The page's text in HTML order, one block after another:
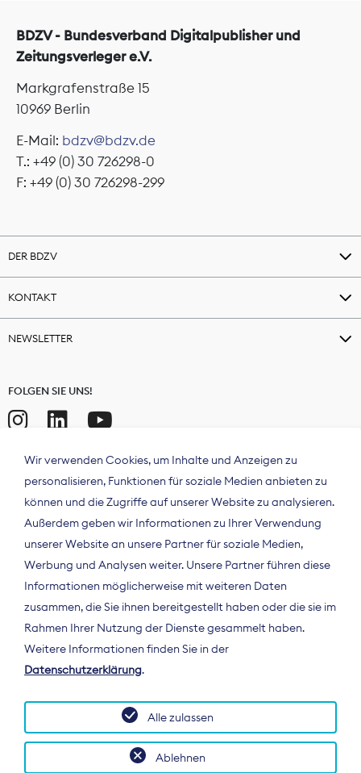
BDZV - Bundesverband Digitalpublisher und
Zeitungsverleger e.V.
Markgrafenstraße 15
10969 Berlin
E-Mail: bdzv@bdzv.de
T.: +49 (0) 30 726298-0
F: +49 (0) 30 726298-299
DER BDZV
KONTAKT
NEWSLETTER
FOLGEN SIE UNS!
Der Bundesverband Digitalpublisher und
Zeitungsverleger (BDZV) vertritt als
Spitzenorganisation die Interessen der
Deutschland und auf EU-Ebene.
Wir verwenden Cookies, um Inhalte und Anzeigen zu
personalisieren, Funktionen für soziale Medien anbieten zu
können und die Zugriffe auf unserer Website zu analysieren.
Außerdem geben wir Informationen zu Ihrer Verwendung
unserer Website an unsere Partner für soziale Medien,
Werbung und Analysen weiter. Unsere Partner führen diese
Informationen möglicherweise mit weiteren Daten
zusammen, die Sie ihnen bereitgestellt haben oder die sie im
Rahmen Ihrer Nutzung der Dienste gesammelt haben.
Weitere Informationen finden Sie in der
Datenschutzerklärung.
Ablehnen
Alle zulassen